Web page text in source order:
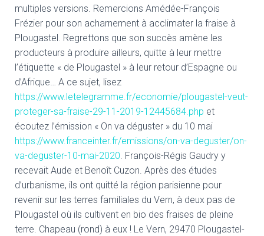
multiples versions. Remercions Amédée-François
Frézier pour son acharnement à acclimater la fraise à
Plougastel. Regrettons que son succès amène les
producteurs à produire ailleurs, quitte à leur mettre
l’étiquette « de Plougastel » à leur retour d’Espagne ou
d’Afrique… A ce sujet, lisez
https://www.letelegramme.fr/economie/plougastel-veut-
proteger-sa-fraise-29-11-2019-12445684.php et
écoutez l’émission « On va déguster » du 10 mai
https://www.franceinter.fr/emissions/on-va-deguster/on-
va-deguster-10-mai-2020. François-Régis Gaudry y
recevait Aude et Benoît Cuzon. Après des études
d’urbanisme, ils ont quitté la région parisienne pour
revenir sur les terres familiales du Vern, à deux pas de
Plougastel où ils cultivent en bio des fraises de pleine
terre. Chapeau (rond) à eux ! Le Vern, 29470 Plougastel-